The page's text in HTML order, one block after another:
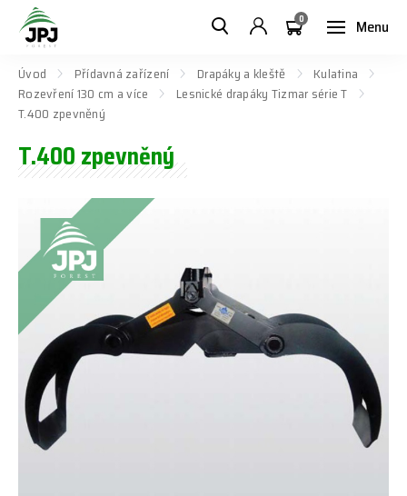
Menu
0
Úvod Přídavná zařízení Drapáky a kleště
Kulatina
Rozevření 130 cm a více
Lesnické drapáky Tizmar série T
T.400 zpevněný
T.400 zpevněný